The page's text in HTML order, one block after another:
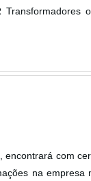
o
encontrará com
na empresa